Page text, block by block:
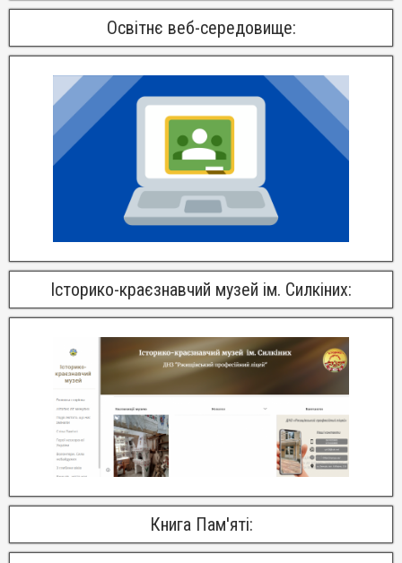
Освітнє веб-середовище:
Історико-краєзнавчий музей ім. Силкіних:
Книга Пам'яті: